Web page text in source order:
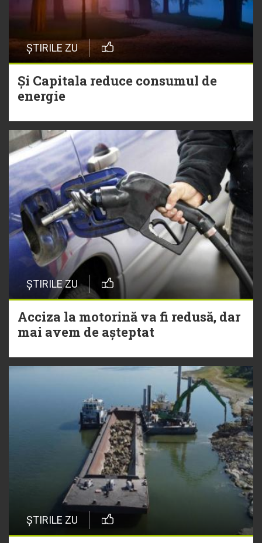
ȘTIRILE ZU
Și Capitala reduce consumul de
energie
ȘTIRILE ZU
Acciza la motorină va fi redusă, dar
mai avem de așteptat
ȘTIRILE ZU